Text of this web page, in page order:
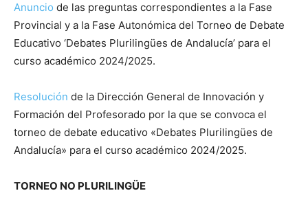
Anuncio de las preguntas correspondientes a la Fase
Provincial y a la Fase Autonómica del Torneo de Debate
Educativo ‘Debates Plurilingües de Andalucía’ para el
curso académico 2024/2025.
Resolución de la Dirección General de Innovación y
Formación del Profesorado por la que se convoca el
torneo de debate educativo «Debates Plurilingües de
Andalucía» para el curso académico 2024/2025.
TORNEO NO PLURILINGÜE